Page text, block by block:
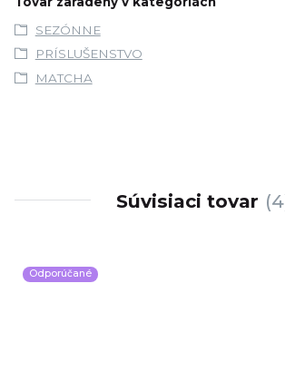
SEZÓNNE
PRÍSLUŠENSTVO
MATCHA
Súvisiaci tovar 4
Odporúčané